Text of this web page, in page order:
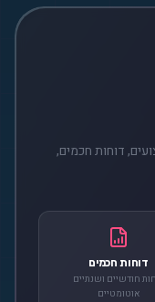
דוחות חכמים,
דוחות חכמים
חודשיים ושנתיים
אוטומטיים